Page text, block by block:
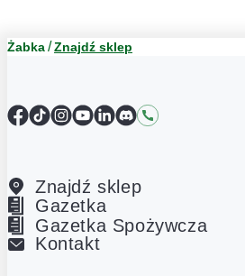
Żabka Znajdź sklep
Facebook
TikTokInstagram
YouTube
LinkedIn
DiscordKontakt
Znajdź sklep
Gazetka
Gazetka Spożywcza
Kontakt